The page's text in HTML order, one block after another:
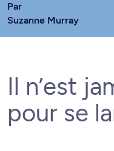
Par
Suzanne Murray
Il n’est
pour se